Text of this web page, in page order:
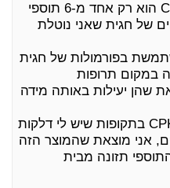
תוסף התזונה CPK5 הוא רק אחד מ-6 תוספי
של חגית שאני נוטלת
בפורמולות של חגית
במקום תרופות
שהן יעילות באותה מידה
אני משתמשת בCPK5 בתקופות שיש לי דלקות
אני מוצאת שהמוצר הזה
תזונה מבית